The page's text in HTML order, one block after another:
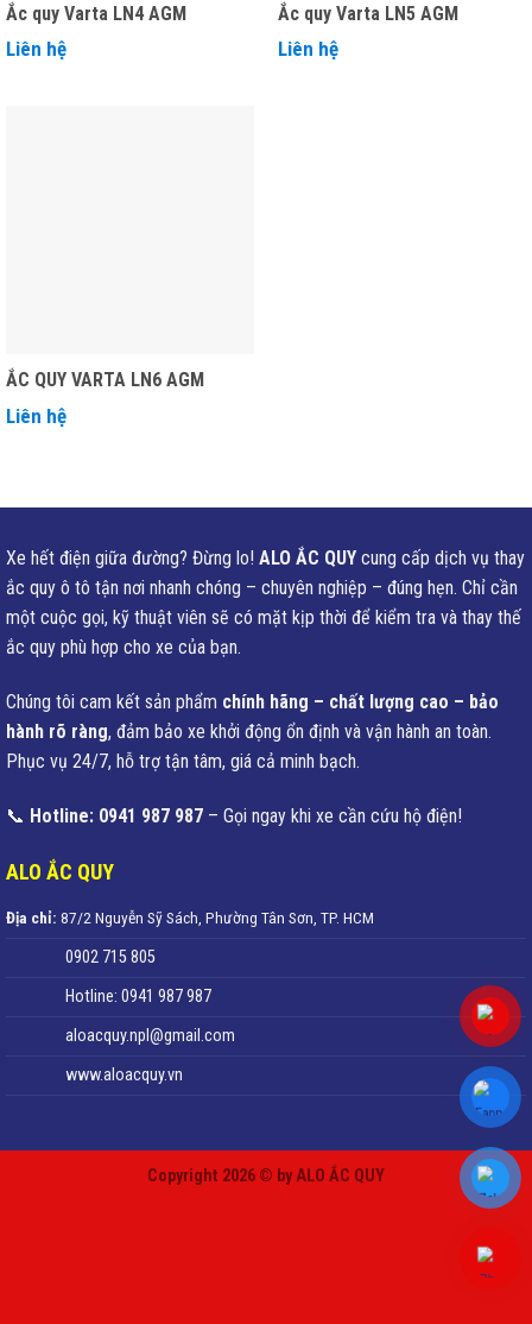
Ắc quy Varta LN4 AGM
Liên hệ
Ắc quy Varta LN5 AGM
Liên hệ
ẮC QUY VARTA LN6 AGM
Liên hệ
Xe hết điện giữa đường? Đừng lo! ALO ẮC QUY cung cấp dịch vụ thay
ắc quy ô tô tận nơi nhanh chóng – chuyên nghiệp – đúng hẹn. Chỉ cần
một cuộc gọi, kỹ thuật viên sẽ có mặt kịp thời để kiểm tra và thay thế
ắc quy phù hợp cho xe của bạn.
Chúng tôi cam kết sản phẩm chính hãng – chất lượng cao – bảo
hành rõ ràng, đảm bảo xe khởi động ổn định và vận hành an toàn.
Phục vụ 24/7, hỗ trợ tận tâm, giá cả minh bạch.
📞 Hotline: 0941 987 987 – Gọi ngay khi xe cần cứu hộ điện!
ALO ẮC QUY
Địa chỉ: 87/2 Nguyễn Sỹ Sách, Phường Tân Sơn, TP. HCM
0902 715 805
Hotline: 0941 987 987
aloacquy.npl@gmail.com
www.aloacquy.vn
Copyright 2026 © by ALO ẮC QUY